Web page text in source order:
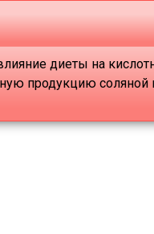
диеты на
продукцию соляной